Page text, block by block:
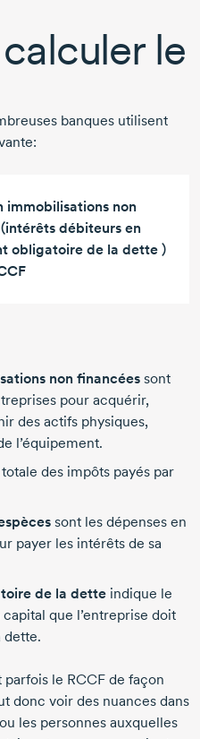
le
banques utilisent
immobilisations non
débiteurs en
obligatoire de la dette )
non financées sont
pour acquérir,
des actifs physiques,
l’équipement.
des impôts payés par
sont les dépenses en
payer les intérêts de sa
de la dette indique le
que l’entreprise doit
dette.
le RCCF de façon
donc voir des nuances dans
les personnes auxquelles